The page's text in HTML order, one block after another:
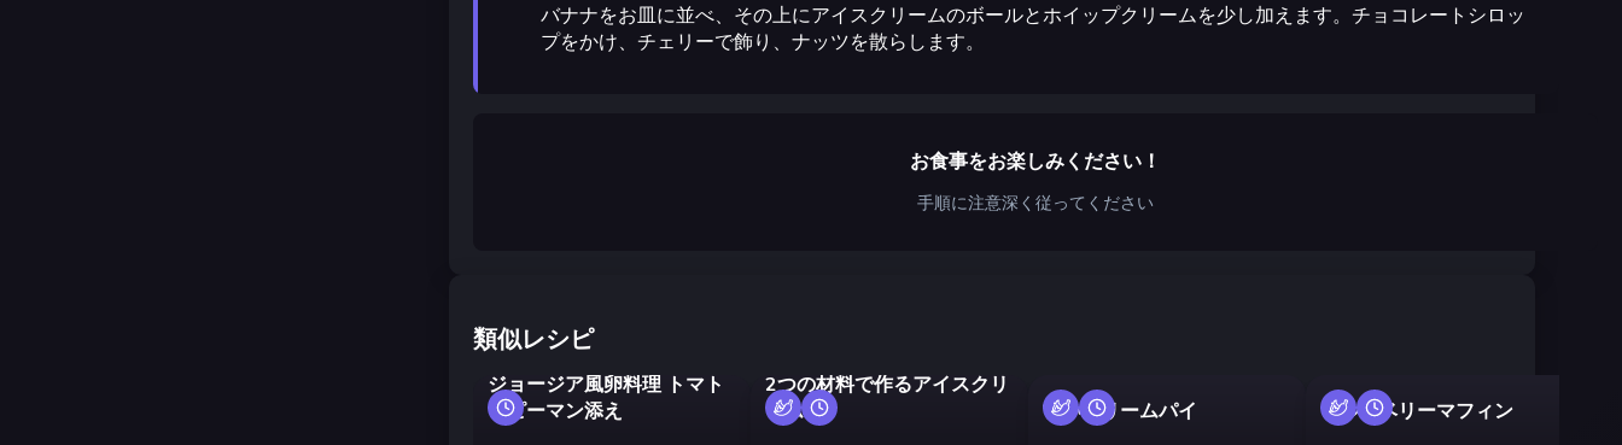
バナナをお皿に並べ、その上にアイスクリームのボールとホイップクリームを少し加えます。チョコレートシロッ
プをかけ、チェリーで飾り、ナッツを散らします。
お食事をお楽しみください！
手順に注意深く従ってください
類似レシピ
ジョージア風卵料理 トマト
とピーマン添え
2つの材料で作るアイスクリ
ーム
甘いクリームパイ ブルーベリーマフィン